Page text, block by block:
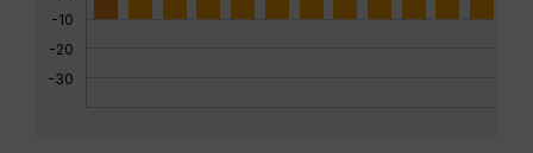
-10
-20
-30